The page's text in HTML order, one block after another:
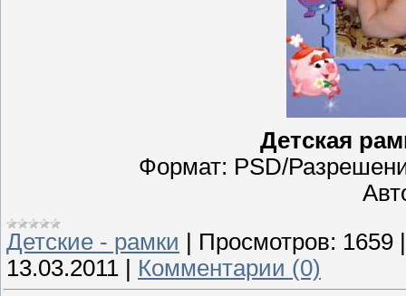
Детская
Формат: PSD/
Детские - рамки | Просмотров: 1659
13.03.2011 | Комментарии (0)